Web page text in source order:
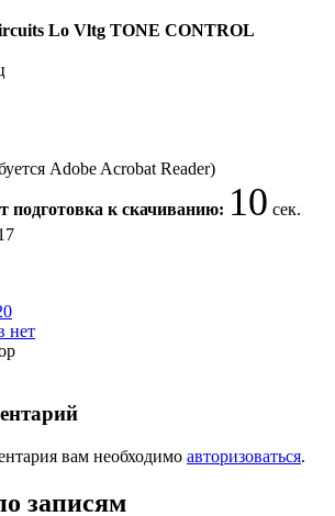
Lo Vltg TONE CONTROL
Adobe Acrobat Reader)
подготовка к скачиванию: 10 сек.
нет
вам необходимо авторизоваться.
записям